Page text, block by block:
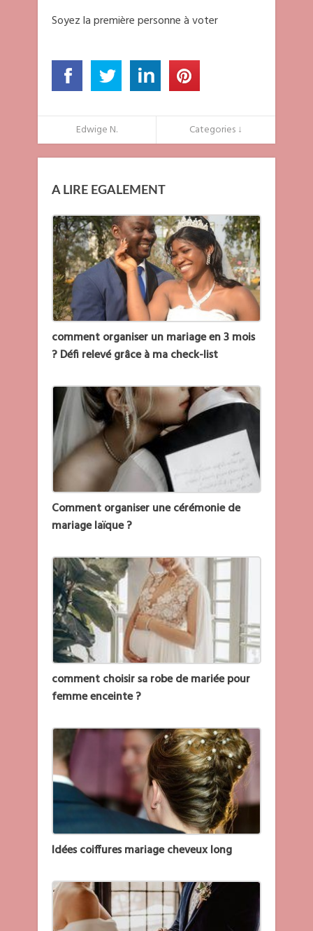
Soyez la première personne à voter
Edwige N. Categories ↓
A LIRE EGALEMENT
comment organiser un mariage en 3 mois
? Défi relevé grâce à ma check-list
Comment organiser une cérémonie de
mariage laïque ?
comment choisir sa robe de mariée pour
femme enceinte ?
Idées coiffures mariage cheveux long